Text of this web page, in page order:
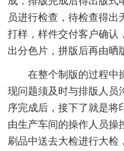
员进行检查，待检查得
打样，样件交付客户确认
出分色片，拼版后再由晒
在整个制版的过程中
现问题须及时与排版人员
序完成后，接下了就是将
由生产车间的操作人员操
刷品中送去大检进行大检